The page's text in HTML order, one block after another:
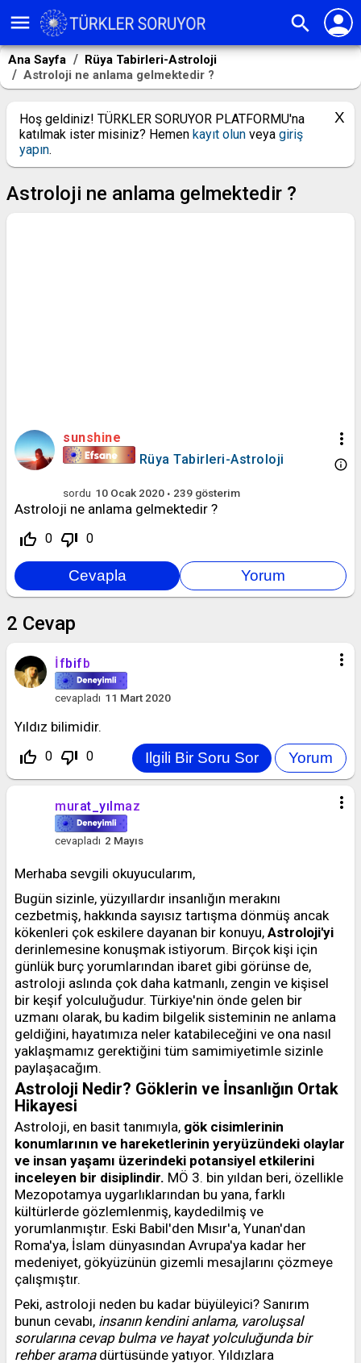
menu search person
Ana Sayfa
Rüya Tabirleri-Astroloji
Astroloji ne anlama gelmektedir ?
Hoş geldiniz! TÜRKLER SORUYOR PLATFORMU'na
katılmak ister misiniz? Hemen kayıt olun veya giriş
yapın.
Astroloji ne anlama gelmektedir ?
more_vert
sunshine
Rüya Tabirleri-Astroloji
sordu 10 Ocak 2020 239 gösterim
info_outline
Astroloji ne anlama gelmektedir ?
thumb_up_off_alt 0 thumb_down_off_alt 0
2 Cevap
more_vert
İfbifb
cevapladı 11 Mart 2020
Yıldız bilimidir.
thumb_up_off_alt 0 thumb_down_off_alt 0
more_vert
murat_yılmaz
cevapladı 2 Mayıs
Merhaba sevgili okuyucularım,
Bugün sizinle, yüzyıllardır insanlığın merakını
cezbetmiş, hakkında sayısız tartışma dönmüş ancak
kökenleri çok eskilere dayanan bir konuyu, Astroloji'yi
derinlemesine konuşmak istiyorum. Birçok kişi için
günlük burç yorumlarından ibaret gibi görünse de,
astroloji aslında çok daha katmanlı, zengin ve kişisel
bir keşif yolculuğudur. Türkiye'nin önde gelen bir
uzmanı olarak, bu kadim bilgelik sisteminin ne anlama
geldiğini, hayatımıza neler katabileceğini ve ona nasıl
yaklaşmamız gerektiğini tüm samimiyetimle sizinle
paylaşacağım.
Astroloji Nedir? Göklerin ve İnsanlığın Ortak
Hikayesi
Astroloji, en basit tanımıyla, gök cisimlerinin
konumlarının ve hareketlerinin yeryüzündeki olaylar
ve insan yaşamı üzerindeki potansiyel etkilerini
inceleyen bir disiplindir. MÖ 3. bin yıldan beri, özellikle
Mezopotamya uygarlıklarından bu yana, farklı
kültürlerde gözlemlenmiş, kaydedilmiş ve
yorumlanmıştır. Eski Babil'den Mısır'a, Yunan'dan
Roma'ya, İslam dünyasından Avrupa'ya kadar her
medeniyet, gökyüzünün gizemli mesajlarını çözmeye
çalışmıştır.
Peki, astroloji neden bu kadar büyüleyici? Sanırım
bunun cevabı, insanın kendini anlama, varoluşsal
sorularına cevap bulma ve hayat yolculuğunda bir
rehber aramadürtüsünde yatıyor. Yıldızlara